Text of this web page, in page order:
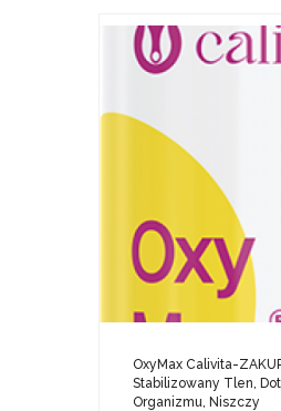
OxyMax Calivita-
Stabilizowany Tlen,
Organizmu, Niszczy